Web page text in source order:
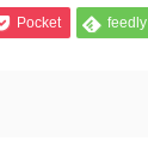
Pocket feedly